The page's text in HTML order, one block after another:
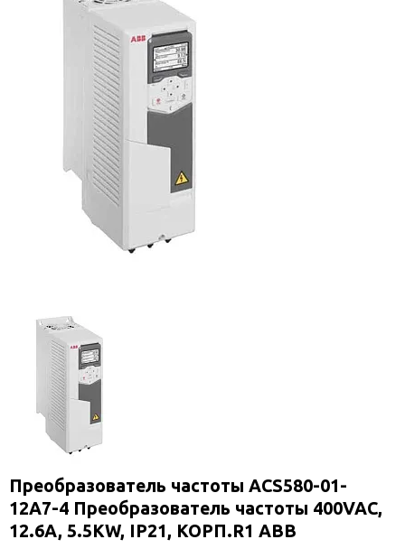
Преобразователь частоты ACS580-01-
12A7-4 Преобразователь частоты 400VAC,
12.6A, 5.5KW, IP21, КОРП.R1 ABB